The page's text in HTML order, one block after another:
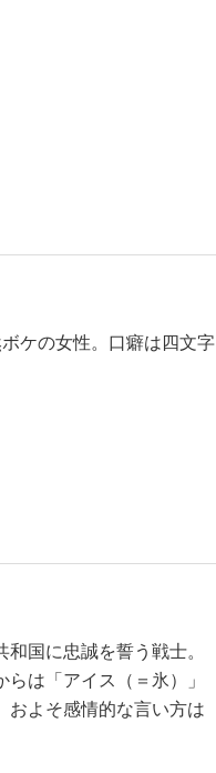
ケの女性。口癖は四文字
国に忠誠を誓う戦士。
は「アイス（＝氷）」
およそ感情的な言い方は